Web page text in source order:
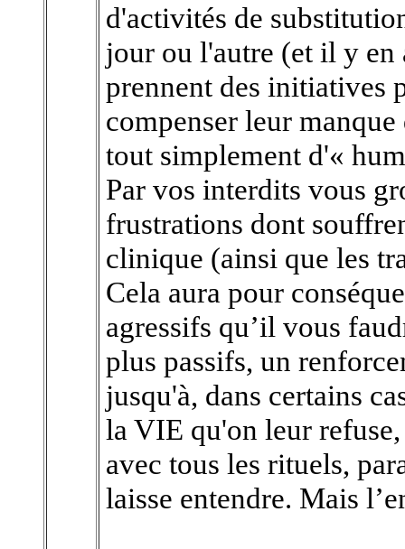
d'activités de
jour ou l'autre (et il y en
prennent des initiatives
compenser leur
tout simplement d'«
Par vos interdits vous
frustrations dont
clinique (ainsi que les
Cela aura pour
agressifs qu’il vous
plus passifs, un
jusqu'à, dans certains
la VIE qu'on leur
avec tous les rituels,
laisse entendre. Mais